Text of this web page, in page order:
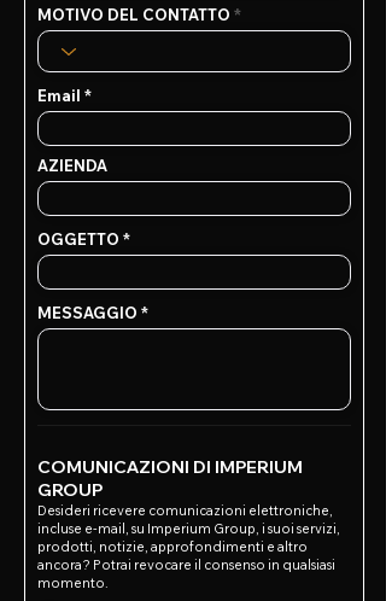
MOTIVO DEL CONTATTO
Email
AZIENDA
OGGETTO
MESSAGGIO
COMUNICAZIONI DI IMPERIUM
GROUP
Desideri ricevere comunicazioni elettroniche,
incluse e-mail, su Imperium Group, i suoi servizi,
prodotti, notizie, approfondimenti e altro
ancora? Potrai revocare il consenso in qualsiasi
momento.